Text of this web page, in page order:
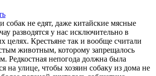
собак не едят, даже китайские мясные
разводятся у нас исключительно в
целях. Крестьяне так и вообще считали
животным, которому запрещалось
Редкостная непогода должна была
на улице, чтобы хозяин собаку из дома не